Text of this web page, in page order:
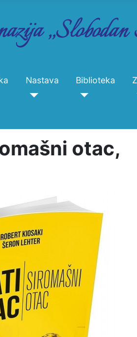
Nastava Biblioteka
otac,